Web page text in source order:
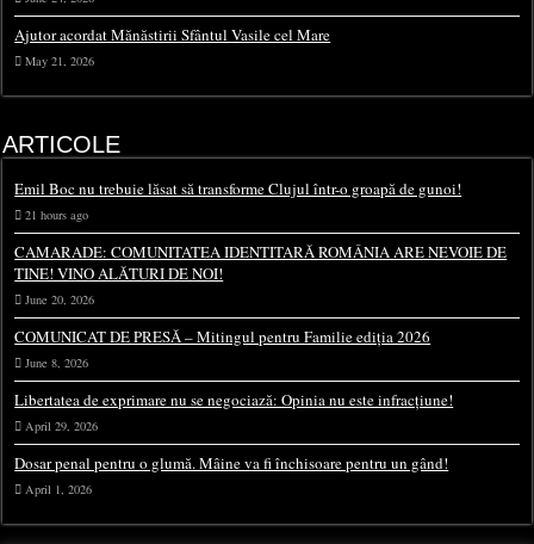
Ajutor acordat Mănăstirii Sfântul Vasile cel Mare
May 21, 2026
ARTICOLE
Emil Boc nu trebuie lăsat să transforme Clujul într-o groapă de gunoi!
21 hours ago
CAMARADE: COMUNITATEA IDENTITARĂ ROMÂNIA ARE NEVOIE DE
TINE! VINO ALĂTURI DE NOI!
June 20, 2026
COMUNICAT DE PRESĂ – Mitingul pentru Familie ediția 2026
June 8, 2026
Libertatea de exprimare nu se negociază: Opinia nu este infracțiune!
April 29, 2026
Dosar penal pentru o glumă. Mâine va fi închisoare pentru un gând!
April 1, 2026